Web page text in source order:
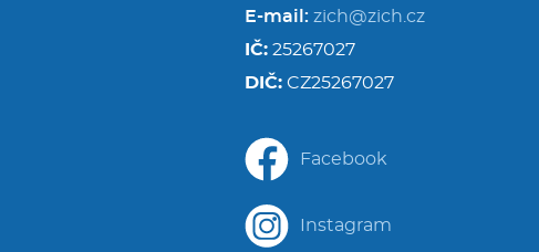
E-mail: zich@zich.cz
IČ: 25267027
DIČ: CZ25267027
Facebook
Instagram